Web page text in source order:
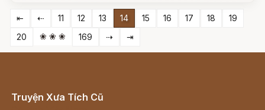
⇤ ⇠ 11 12 13 14 15 16 17 18
19
20
❀ ❀ ❀ 169 ⇢ ⇥
Truyện Xưa Tích Cũ